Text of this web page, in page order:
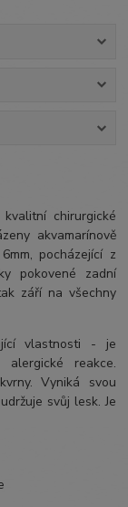
chirurgické
akvamarínově
pocházející z
pokovené zadní
září na všechny
vlastnosti - je
reakce.
Vyniká svou
svůj lesk. Je